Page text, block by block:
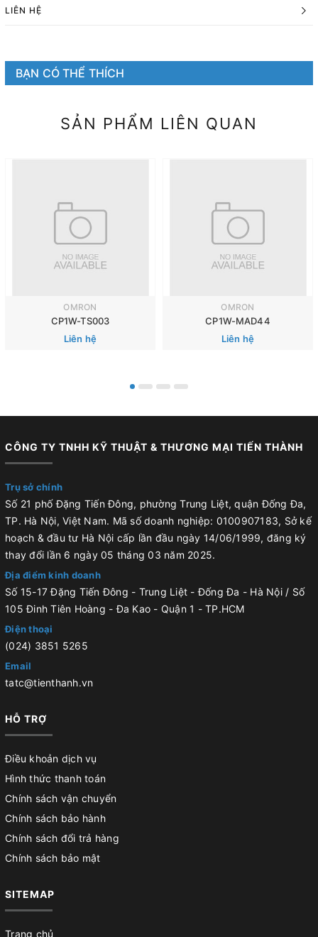
LIÊN HỆ
BẠN CÓ THỂ THÍCH
SẢN PHẨM LIÊN QUAN
OMRON
CP1W-TS003
Liên hệ
OMRON
CP1W-MAD44
Liên hệ
CÔNG TY TNHH KỸ THUẬT & THƯƠNG MẠI TIẾN THÀNH
Trụ sở chính
Số 21 phố Đặng Tiến Đông, phường Trung Liệt, quận Đống Đa,
TP. Hà Nội, Việt Nam. Mã số doanh nghiệp: 0100907183, Sở kế
hoạch & đầu tư Hà Nội cấp lần đầu ngày 14/06/1999, đăng ký
thay đổi lần 6 ngày 05 tháng 03 năm 2025.
Địa điểm kinh doanh
Số 15-17 Đặng Tiến Đông - Trung Liệt - Đống Đa - Hà Nội / Số
105 Đinh Tiên Hoàng - Đa Kao - Quận 1 - TP.HCM
Điện thoại
(024) 3851 5265
Email
tatc@tienthanh.vn
HỖ TRỢ
Điều khoản dịch vụ
Hình thức thanh toán
Chính sách vận chuyển
Chính sách bảo hành
Chính sách đổi trả hàng
Chính sách bảo mật
SITEMAP
Trang chủ